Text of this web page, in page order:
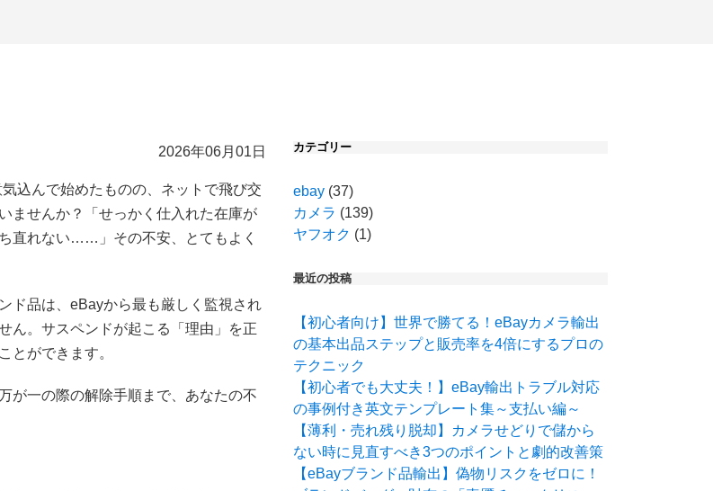
2026年06月01日
込んで始めたものの、ネットで飛び交
ませんか？「せっかく仕入れた在庫が
直れない……」その不安、とてもよく
ド品は、eBayから最も厳しく監視され
ん。サスペンドが起こる「理由」を正
とができます。
が一の際の解除手順まで、あなたの不
カテゴリー
ebay (37)
カメラ (139)
ヤフオク (1)
最近の投稿
【初心者向け】世界で勝てる！eBayカメラ輸出
の基本出品ステップと販売率を4倍にするプロの
テクニック
【初心者でも大丈夫！】eBay輸出トラブル対応
の事例付き英文テンプレート集～支払い編～
【薄利・売れ残り脱却】カメラせどりで儲から
ない時に見直すべき3つのポイントと劇的改善策
【eBayブランド品輸出】偽物リスクをゼロに！